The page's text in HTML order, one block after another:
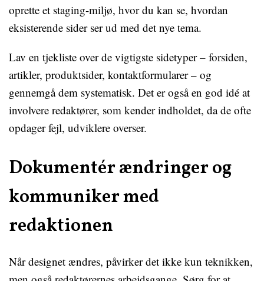
oprette et staging-miljø, hvor du kan se, hvordan
eksisterende sider ser ud med det nye tema.
Lav en tjekliste over de vigtigste sidetyper – forsiden,
artikler, produktsider, kontaktformularer – og
gennemgå dem systematisk. Det er også en god idé at
involvere redaktører, som kender indholdet, da de ofte
opdager fejl, udviklere overser.
Dokumentér ændringer og
kommuniker med
redaktionen
Når designet ændres, påvirker det ikke kun teknikken,